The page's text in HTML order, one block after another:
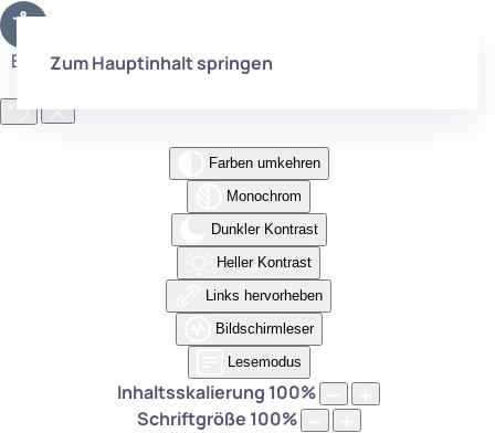
Eingabehilfen öffnen
Farben umkehren
Monochrom
Dunkler Kontrast
Heller Kontrast
Links hervorheben
Bildschirmleser
Lesemodus
Inhaltsskalierung 100%
Schriftgröße 100%
Zum Hauptinhalt springen